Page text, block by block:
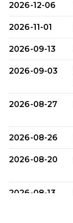
2026-12-06
2026-11-01
2026-09-13
2026-09-03
2026-08-27
2026-08-26
2026-08-20
2026-08-13